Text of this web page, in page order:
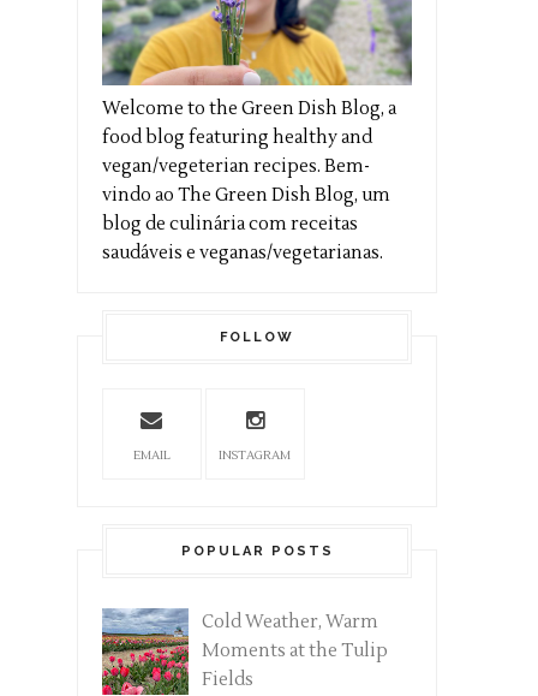
Welcome to the Green Dish Blog, a
food blog featuring healthy and
vegan/vegeterian recipes. Bem-
vindo ao The Green Dish Blog, um
blog de culinária com receitas
saudáveis e veganas/vegetarianas.
FOLLOW
EMAIL INSTAGRAM
POPULAR POSTS
Cold Weather, Warm
Moments at the Tulip
Fields